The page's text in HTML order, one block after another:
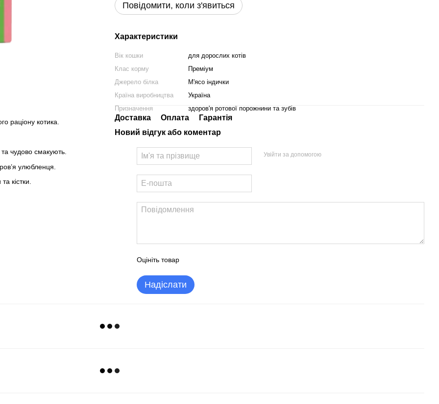
раціону котика.
чудово смакують.
улюбленця.
кістки.
Повідомити, коли з'явиться
Характеристики
Вік кошки
для дорослих котів
Клас корму
Преміум
Джерело білка
М'ясо індички
Країна виробництва
Україна
Призначення
здоров'я ротової порожнини та зубів
Доставка Оплата
Гарантія
Новий відгук або коментар
Увійти за допомогою
Оцініть товар
Надіслати